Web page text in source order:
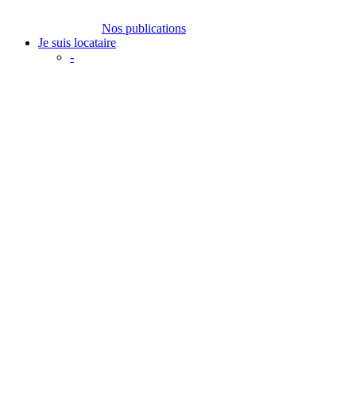
Nos publications
Je suis locataire
-